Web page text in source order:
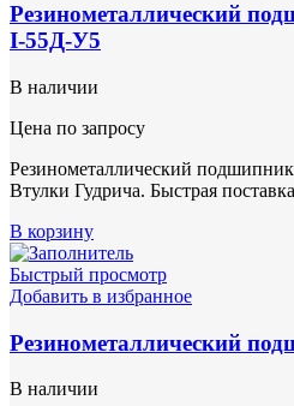
Резинометаллический
I-55Д-У5
В наличии
Цена по запросу
Резинометаллический
Втулки Гудрича. Быстрая
В корзину
Быстрый просмотр
Добавить в избранное
Резинометаллический
В наличии